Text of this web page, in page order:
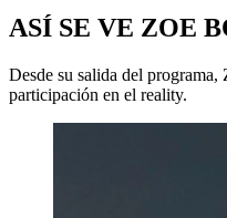
ASÍ SE VE ZOE
Desde su salida del programa,
participación en el reality.